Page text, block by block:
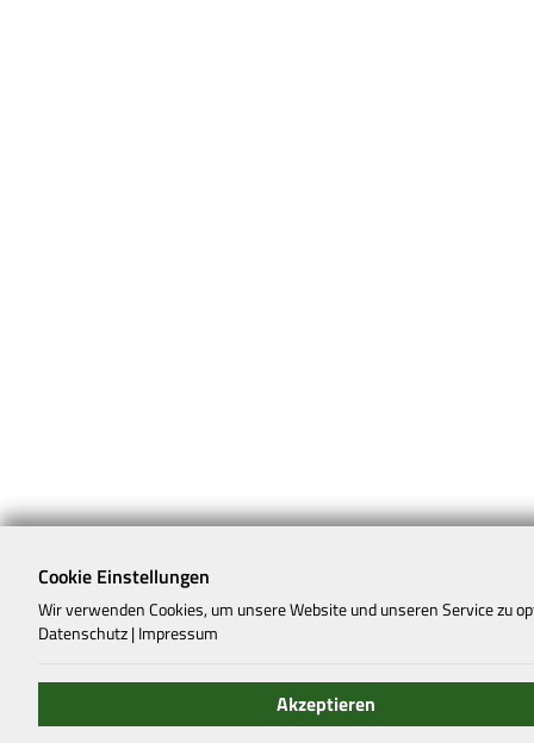
Cookie Einstellungen
Wir verwenden Cookies, um unsere Website und unseren Service zu
Datenschutz | Impressum
Akzeptieren